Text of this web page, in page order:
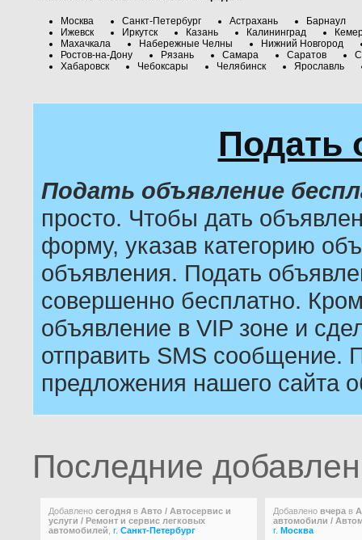
Москва Санкт-Петербург Астрахань
Барнаул
Ижевск
Иркутск Казань Калининград
Махачкала
Набережные Челны
Нижний Новгород
Ростов-на-Дону
Рязань Самара Саратов
Хабаровск
Чебоксары Челябинск Ярославль
Подать
Подать объявление
просто. Чтобы дать
форму, указав категорию
объявления. Подать
совершенно бесплатно.
объявление в VIP зоне и
отправить SMS сообщение.
предложения нашего сайта
Последние
Добавлено сегодня в Авто / Автосервис и
услуги / Ремонт и сервис легковых
автомобилей г. Санкт-Петербург
Добавлено вчера в
автомобили /
г. Москва